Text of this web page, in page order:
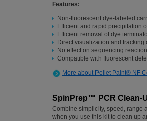
Features:
Non-fluorescent dye-labeled
Efficient and rapid precipitation
Efficient removal of dye
Direct visualization and
No effect on sequencing
Compatible with fluorescent
More about Pellet Paint® NF
SpinPrep™ PCR Clean-
Combine simplicity, speed, range
when you use this kit to clean up